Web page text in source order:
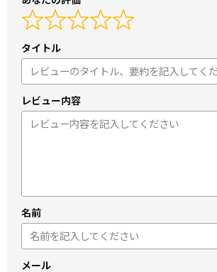
タイトル
レビュー内容
名前
メール